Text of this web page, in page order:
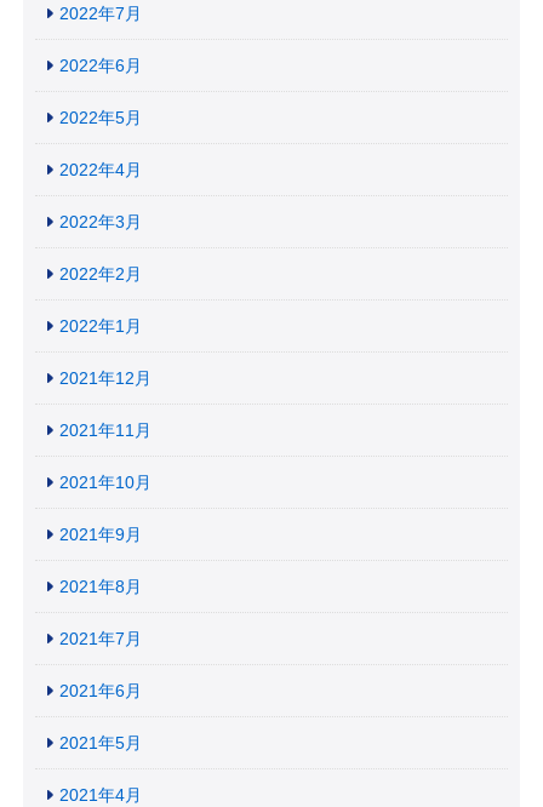
2022年7月
2022年6月
2022年5月
2022年4月
2022年3月
2022年2月
2022年1月
2021年12月
2021年11月
2021年10月
2021年9月
2021年8月
2021年7月
2021年6月
2021年5月
2021年4月